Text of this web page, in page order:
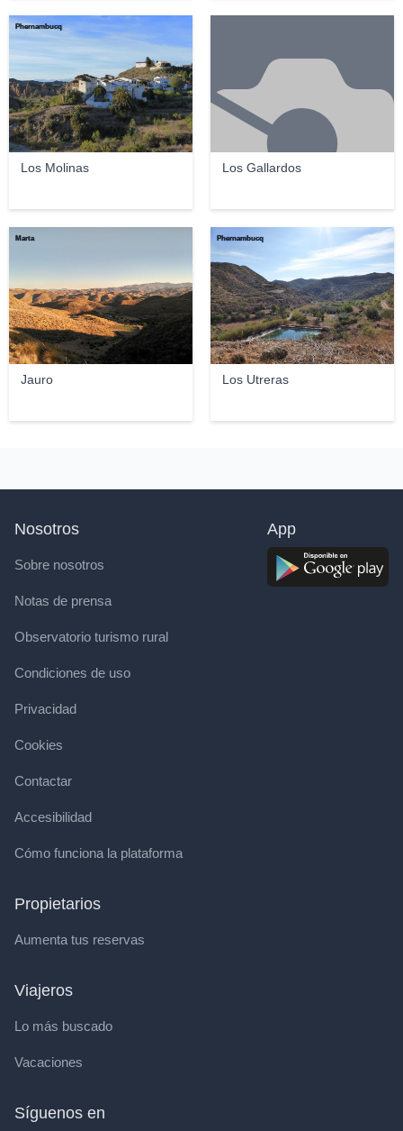
Los Molinas
Phernambucq
Los Gallardos
Jauro
Marta
Los Utreras
Phernambucq
Nosotros
Sobre nosotros
Notas de prensa
Observatorio turismo rural
Condiciones de uso
Privacidad
Cookies
Contactar
Accesibilidad
Cómo funciona la plataforma
Propietarios
Aumenta tus reservas
Viajeros
Lo más buscado
Vacaciones
App
Síguenos en